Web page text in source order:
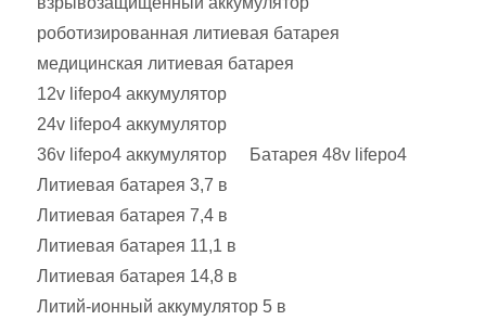
роботизированная литиевая батарея
медицинская литиевая батарея
12v lifepo4 аккумулятор
24v lifepo4 аккумулятор
36v lifepo4 аккумулятор
Батарея 48v lifepo4
Литиевая батарея 3,7 в
Литиевая батарея 7,4 в
Литиевая батарея 11,1 в
Литиевая батарея 14,8 в
Литий-ионный аккумулятор 5 в